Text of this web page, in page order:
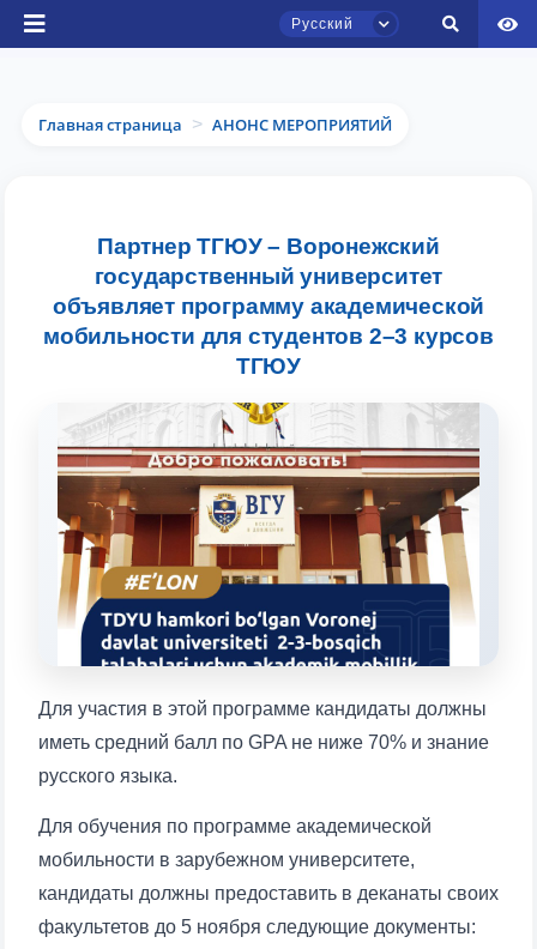
Русский
Ваше имя и фамилия
Главная страница > АНОНС МЕРОПРИЯТИЙ
Партнер ТГЮУ – Воронежский
государственный университет
объявляет программу академической
мобильности для студентов 2–3 курсов
ТГЮУ
Для участия в этой программе кандидаты должны
иметь средний балл по GPA не ниже 70% и знание
русского языка.
Для обучения по программе академической
мобильности в зарубежном университете,
кандидаты должны предоставить в деканаты своих
факультетов до 5 ноября следующие документы:
Онлайн
Здравствуйте! Добро пожаловать в чат
приёмной комиссии ТГЮУ.
вопросам приёма.
Выберите тему — затем появятся
конкретные вопросы:
4. Собеседование (магистр) (5)
8. Квота (бакалавриат) (1)